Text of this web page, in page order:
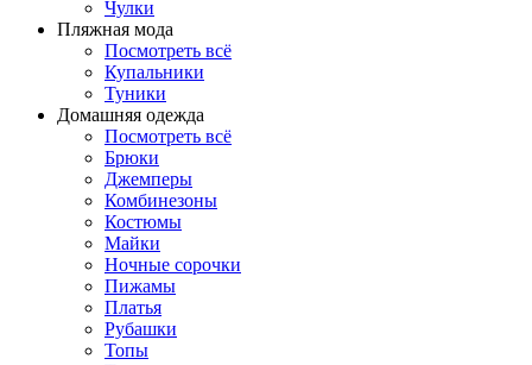
Чулки
Пляжная мода
Посмотреть всё
Купальники
Туники
Домашняя одежда
Посмотреть всё
Брюки
Джемперы
Комбинезоны
Костюмы
Майки
Ночные сорочки
Пижамы
Платья
Рубашки
Топы